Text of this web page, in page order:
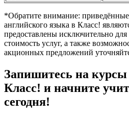
*Обратите внимание:
английского языка в Класс!
предоставлены исключительно
стоимость услуг, а также
акционных предложений
Запишитесь на курсы
Класс! и начните
сегодня!